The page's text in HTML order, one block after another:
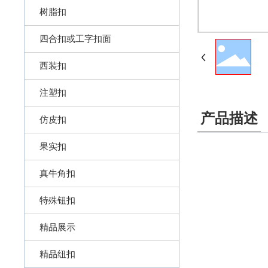
树脂扣
四合扣或工字扣面
西装扣
注塑扣
仿皮扣
果实扣
真牛角扣
特殊钮扣
精品展示
精品纽扣
产品描述